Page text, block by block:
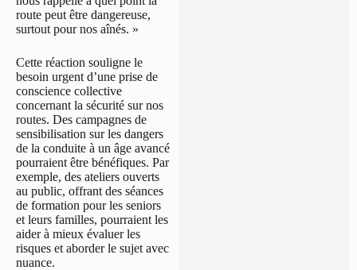
route peut être dangereuse,
surtout pour nos aînés. »
Cette réaction souligne le
besoin urgent d’une prise de
conscience collective
concernant la sécurité sur nos
routes. Des campagnes de
sensibilisation sur les dangers
de la conduite à un âge avancé
pourraient être bénéfiques. Par
exemple, des ateliers ouverts
au public, offrant des séances
de formation pour les seniors
et leurs familles, pourraient les
aider à mieux évaluer les
risques et aborder le sujet avec
nuance.